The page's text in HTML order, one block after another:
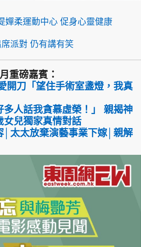
嬋柔運動中心 促身心靈健康
派對 仍有講有笑
重磅嘉賓：
開刀「望住手術室盞燈，我真
人話我貪慕虛榮！」 親揭神
女兒獨家真情對話
│太太放棄演藝事業下嫁│親解